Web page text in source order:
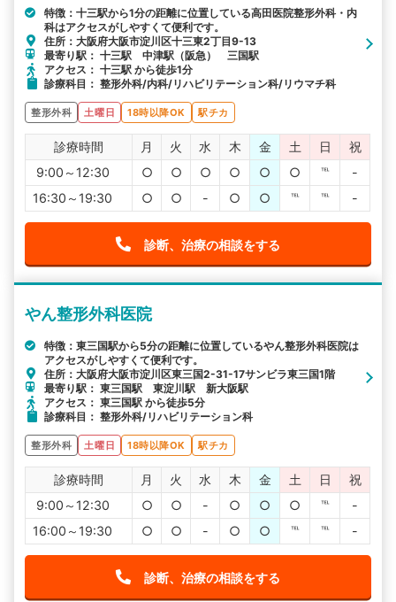
特徴：十三駅から1分の距離に位置している高田医院整形外科・内
科はアクセスがしやすくて便利です。
住所：大阪府大阪市淀川区十三東2丁目9-13
最寄り駅： 十三駅 中津駅（阪急） 三国駅
アクセス： 十三駅 から徒歩1分
診療科目： 整形外科/内科/リハビリテーション科/リウマチ科
整形外科 土曜日 18時以降OK 駅チカ
診療時間 月 火 水 木 金 土 日
祝
9:00～12:30
○ ○ ○ ○ ○ ○ ℡
-
16:30～19:30
○ ○ - ○ ○ ℡ ℡ -
診断、治療の相談をする
やん整形外科医院
特徴：東三国駅から5分の距離に位置しているやん整形外科医院は
アクセスがしやすくて便利です。
住所：大阪府大阪市淀川区東三国2-31-17サンビラ東三国1階
最寄り駅： 東三国駅 東淀川駅 新大阪駅
アクセス： 東三国駅 から徒歩5分
診療科目： 整形外科/リハビリテーション科
整形外科 土曜日 18時以降OK 駅チカ
診療時間 月 火 水 木 金 土 日
祝
9:00～12:30
○ ○ - ○ ○ ○ ℡
-
16:00～19:30
○ ○ - ○ ○ ℡ ℡ -
診断、治療の相談をする